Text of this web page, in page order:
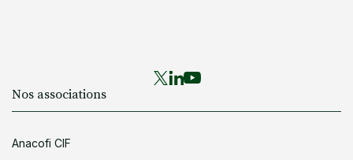
Nos associations
Anacofi CIF